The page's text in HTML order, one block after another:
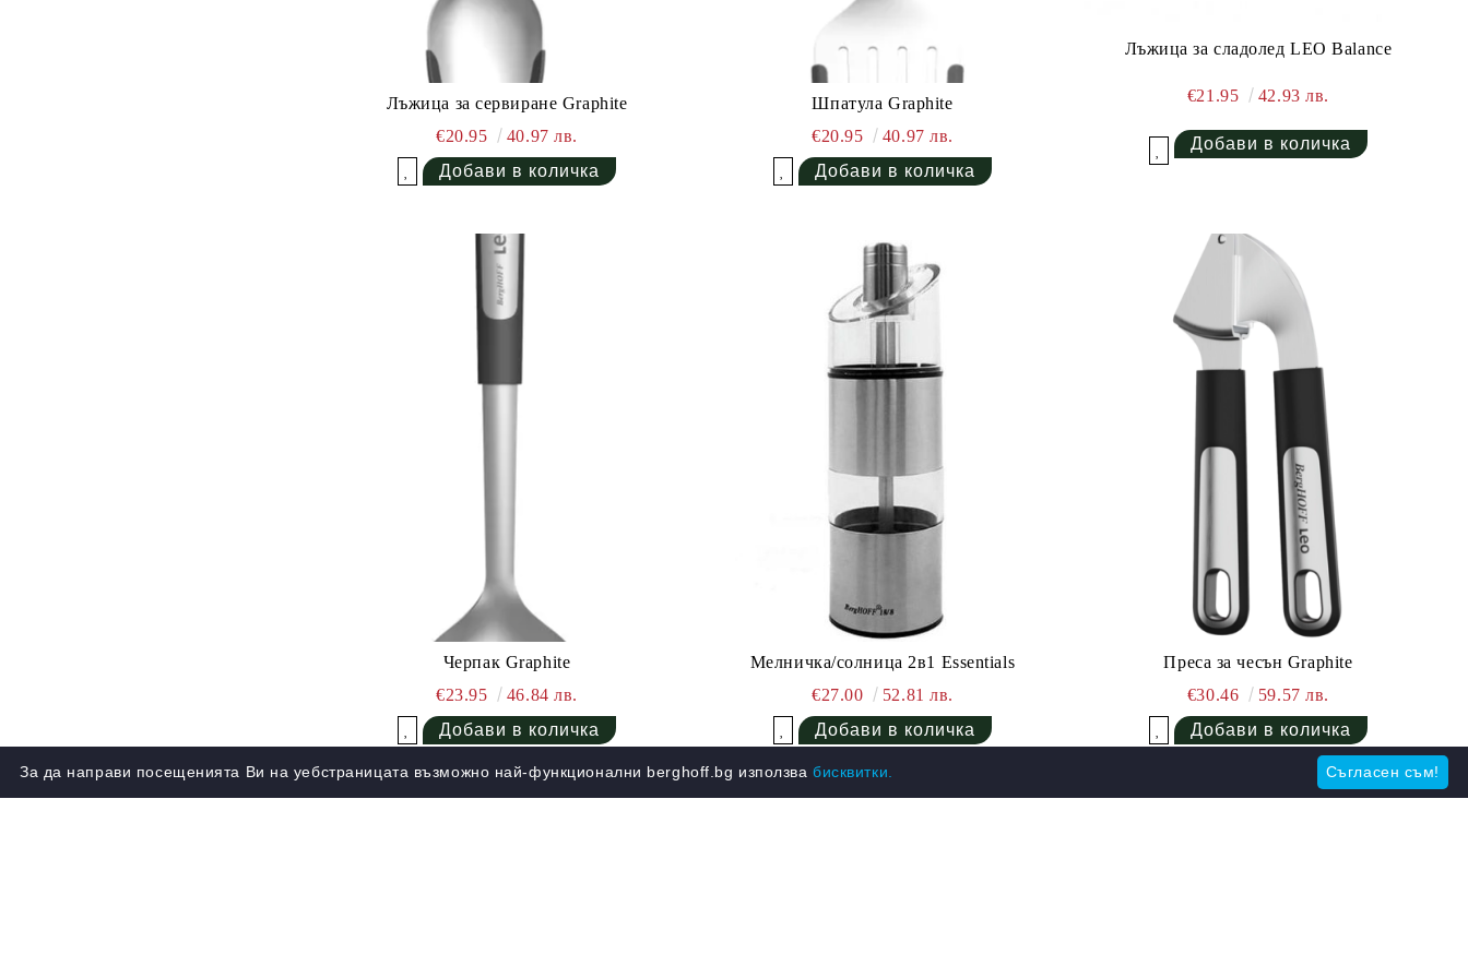
Лъжица за сервиране Graphite
€20.95
40.97 лв.
Шпатула Graphite
€20.95
40.97 лв.
Лъжица за сладолед LEO Balance
€21.95 42.93 лв.
Черпак Graphite
€23.95
46.84 лв.
Мелничка/солница 2в1 Essentials
€27.00
52.81 лв.
Преса за чесън Graphite
€30.46
59.57 лв.
Съгласен съм!
За да направи посещенията Ви на уебстраницата възможно най-функционални berghoff.bg използвабисквитки.